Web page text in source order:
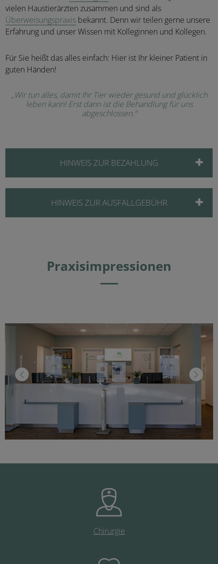
vielen Haustierärzten zusammen und sind als
Überweisungspraxis bekannt. Denn wir teilen gerne unsere
Erfahrung und unser Wissen mit Kolleginnen und Kollegen.
Für Sie heißt das alles einfach: Hier ist Ihr kleiner Patient in
guten Händen!
„Wir tun alles, damit Ihr Tier wieder gesund und glücklich
leben kann! Erst dann ist die Behandlung für uns
abgeschlossen.“
HINWEIS ZUR BEZAHLUNG
HINWEIS ZUR AUSFALLGEBÜHR
Praxisimpressionen
Chirurgie